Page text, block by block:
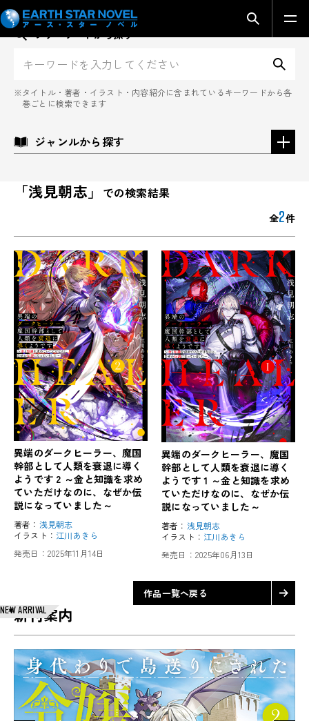
検索モー
フリーワードから探す
タイトル・著者・イラスト・内容紹介に含まれているキーワードから各
巻ごとに検索できます
ジャンルから探す
「浅見朝志」 での検索結果
全2件
異端のダークヒーラー、魔国
幹部として人類を衰退に導く
ようです 2 ～金と知識を求め
ていただけなのに、なぜか伝
説になっていました～
著者： 浅見朝志
イラスト： 江川あきら
発売日： 2025年11月14日
異端のダークヒーラー、魔国
幹部として人類を衰退に導く
ようです 1 ～金と知識を求め
ていただけなのに、なぜか伝
説になっていました～
著者： 浅見朝志
イラスト： 江川あきら
発売日： 2025年06月13日
作品一覧へ戻る
NEW ARRIVAL
新刊案内